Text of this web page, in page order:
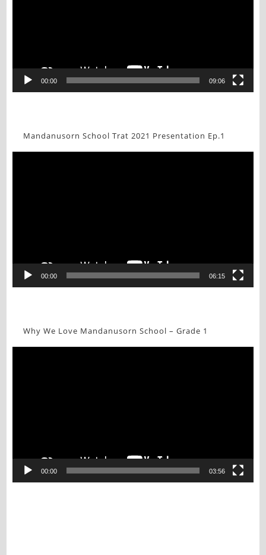
00:00 09:06
Mandanusorn School Trat 2021 Presentation Ep.1
00:00 06:15
Why We Love Mandanusorn School – Grade 1
00:00 03:56